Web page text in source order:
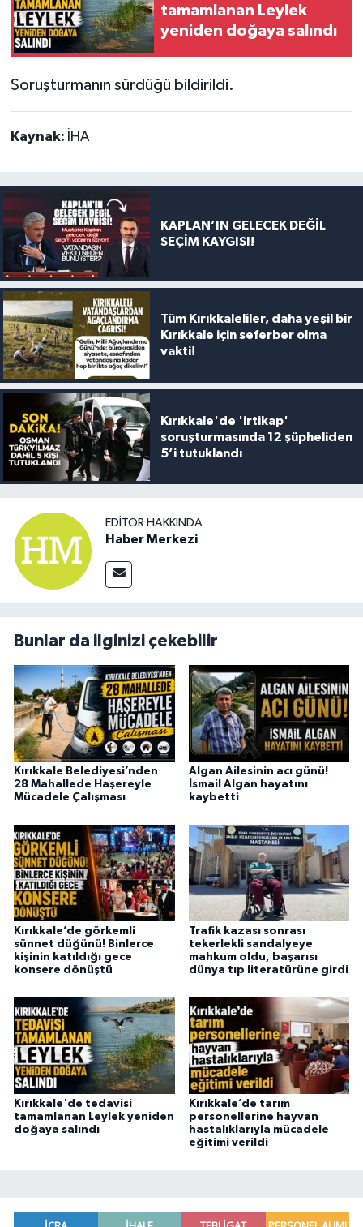
tamamlanan Leylek
yeniden doğaya salındı
Soruşturmanın sürdüğü bildirildi.
Kaynak: İHA
KAPLAN’IN GELECEK DEĞİL
SEÇİM KAYGISI!
Tüm Kırıkkaleliler, daha yeşil bir
Kırıkkale için seferber olma
vakti!
Kırıkkale'de 'irtikap'
soruşturmasında 12 şüpheliden
5’i tutuklandı
EDITÖR HAKKINDA
Haber Merkezi
Bunlar da ilginizi çekebilir
Kırıkkale Belediyesi’nden
28 Mahallede Haşereyle
Mücadele Çalışması
Algan Ailesinin acı günü!
İsmail Algan hayatını
kaybetti
Kırıkkale’de görkemli
sünnet düğünü! Binlerce
kişinin katıldığı gece
konsere dönüştü
Trafik kazası sonrası
tekerlekli sandalyeye
mahkum oldu, başarısı
dünya tıp literatürüne girdi
Kırıkkale'de tedavisi
tamamlanan Leylek yeniden
doğaya salındı
Kırıkkale’de tarım
personellerine hayvan
hastalıklarıyla mücadele
eğitimi verildi